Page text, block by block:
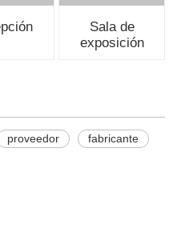
Sala de
exposición
proveedor fabricante